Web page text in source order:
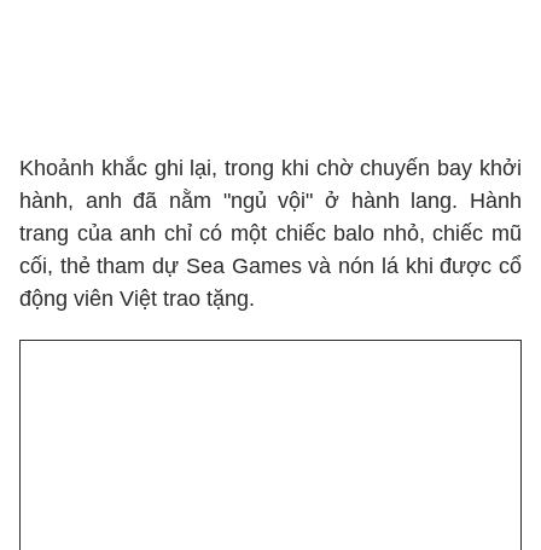
Khoảnh khắc ghi lại, trong khi chờ chuyến bay khởi
hành, anh đã nằm "ngủ vội" ở hành lang. Hành
trang của anh chỉ có một chiếc balo nhỏ, chiếc mũ
cối, thẻ tham dự Sea Games và nón lá khi được cổ
động viên Việt trao tặng.